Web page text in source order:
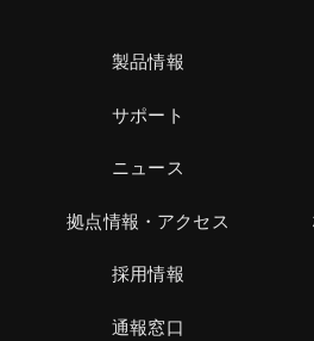
製品情報
サポート
ニュース
拠点情報・アクセス
採用情報
通報窓口